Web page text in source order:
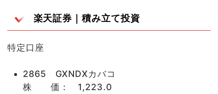
楽天証券｜積み立て投資
特定口座
2865 GXNDXカバコ
株 価： 1,223.0